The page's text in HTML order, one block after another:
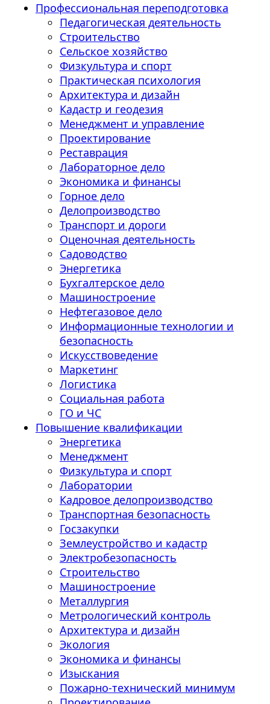
Профессиональная переподготовка
Педагогическая деятельность
Строительство
Сельское хозяйство
Физкультура и спорт
Практическая психология
Архитектура и дизайн
Кадастр и геодезия
Менеджмент и управление
Проектирование
Реставрация
Лабораторное дело
Экономика и финансы
Горное дело
Делопроизводство
Транспорт и дороги
Оценочная деятельность
Садоводство
Энергетика
Бухгалтерское дело
Машиностроение
Нефтегазовое дело
Информационные технологии и
безопасность
Искусствоведение
Маркетинг
Логистика
Социальная работа
ГО и ЧС
Повышение квалификации
Энергетика
Менеджмент
Физкультура и спорт
Лаборатории
Кадровое делопроизводство
Транспортная безопасность
Госзакупки
Землеустройство и кадастр
Электробезопасность
Строительство
Машиностроение
Металлургия
Метрологический контроль
Архитектура и дизайн
Экология
Экономика и финансы
Изыскания
Пожарно-технический минимум